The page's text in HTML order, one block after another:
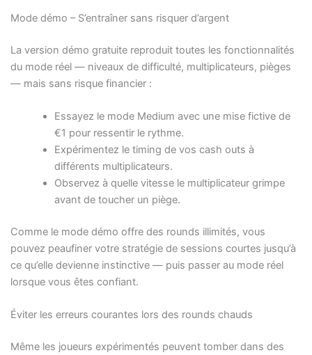
Mode démo – S’entraîner sans risquer d’argent
La version démo gratuite reproduit toutes les fonctionnalités
du mode réel — niveaux de difficulté, multiplicateurs, pièges
— mais sans risque financier :
Essayez le mode Medium avec une mise fictive de
€1 pour ressentir le rythme.
Expérimentez le timing de vos cash outs à
différents multiplicateurs.
Observez à quelle vitesse le multiplicateur grimpe
avant de toucher un piège.
Comme le mode démo offre des rounds illimités, vous
pouvez peaufiner votre stratégie de sessions courtes jusqu’à
ce qu’elle devienne instinctive — puis passer au mode réel
lorsque vous êtes confiant.
Éviter les erreurs courantes lors des rounds chauds
Même les joueurs expérimentés peuvent tomber dans des